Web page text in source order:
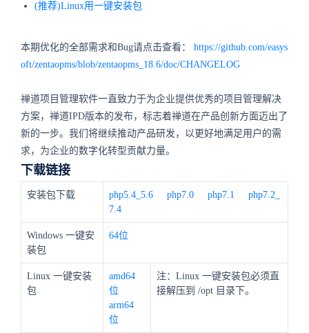
(推荐)Linux用一键安装包
本期优化的全部需求和Bug请点击查看： https://github.com/easys
oft/zentaopms/blob/zentaopms_18.6/doc/CHANGELOG
禅道项目管理软件一直致力于为企业提供优秀的项目管理解决
方案，禅道IPD版本的发布，标志着禅道在产品创新方面迈出了
新的一步。我们将继续推动产品研发，以更好地满足用户的需
求，为企业的数字化转型贡献力量。
下载链接
安装包下载 php5.4_5.6 php7.0 php7.1
php7.2_
7.4
Windows 一键安
装包
64位
Linux 一键安装
包
amd64
位
arm64
位
注：Linux 一键安装包必须直
接解压到 /opt 目录下。